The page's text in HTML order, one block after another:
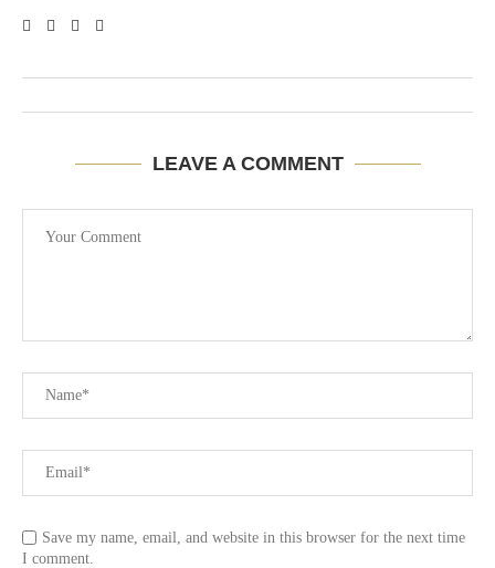
LEAVE A COMMENT
Save my name, email, and website in this browser for the next time
I comment.